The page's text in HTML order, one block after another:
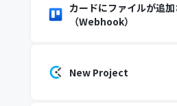
カードにファイルが追
（Webhook）
New Project